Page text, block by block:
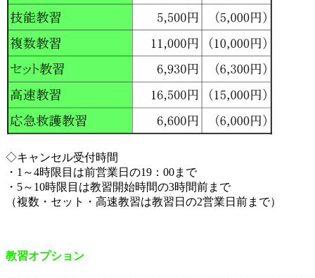
◇キャンセル受付時間
・1～4時限目は前営業日の19：00まで
・5～10時限目は教習開始時間の3時間前まで
（複数・セット・高速教習は教習日の2営業日前まで）
教習オプション